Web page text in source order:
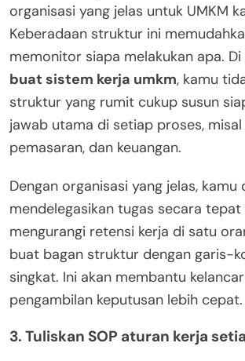
organisasi yang jelas untuk UMKM
Keberadaan struktur ini
memonitor siapa melakukan apa. Di
buat sistem kerja umkm, kamu
struktur yang rumit cukup susun
jawab utama di setiap proses,
pemasaran, dan keuangan.
Dengan organisasi yang jelas, kamu
mendelegasikan tugas secara tepat
mengurangi retensi kerja di satu
buat bagan struktur dengan garis-
singkat. Ini akan membantu
pengambilan keputusan lebih cepat.
3. Tuliskan SOP aturan kerja